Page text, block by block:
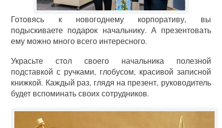
Готовясь к новогоднему корпоративу, вы
подыскиваете подарок начальнику. А презентовать
ему можно много всего интересного.
Украсьте стол своего начальника полезной
подставкой с ручками, глобусом, красивой записной
книжкой. Каждый раз, глядя на презент, руководитель
будет вспоминать своих сотрудников.